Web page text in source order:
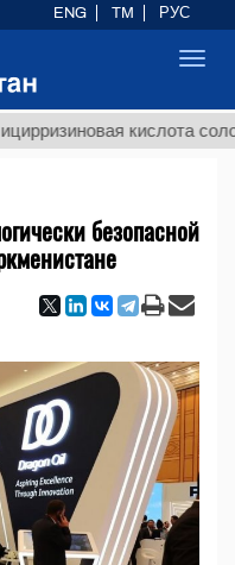
кислота
безопасной
ENG TM РУС